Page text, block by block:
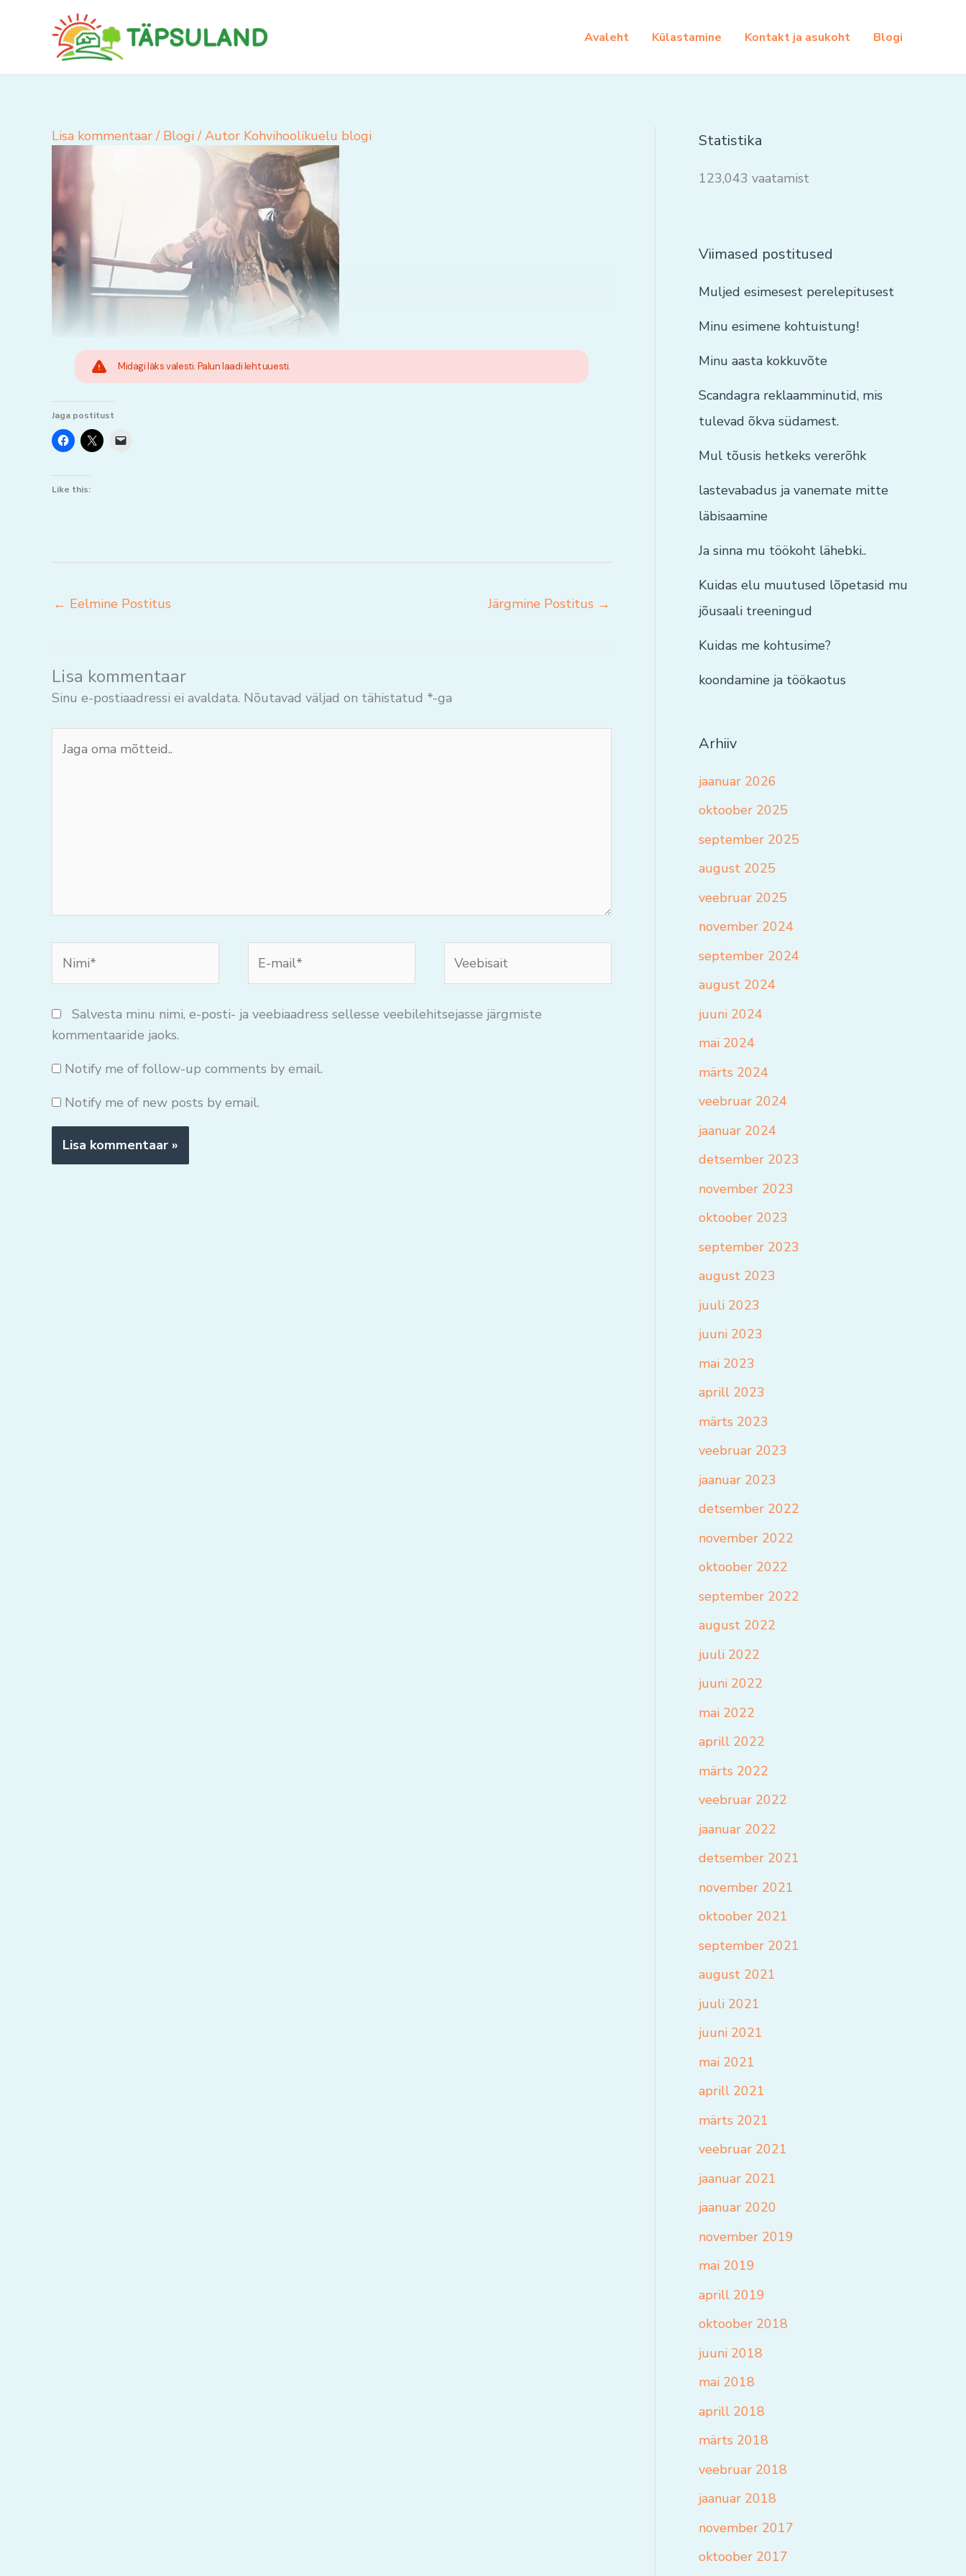
Avaleht Külastamine Kontakt ja asukoht Blogi
Lisa kommentaar / Blogi/ Autor Kohvihoolikuelu blogi
Midagi läks valesti. Palun laadi leht uuesti.
Jaga postitust
Like this:
← Eelmine Postitus Järgmine Postitus →
Lisa kommentaar
Sinu e-postiaadressi ei avaldata. Nõutavad väljad on tähistatud *-ga
oma
mail*
Salvesta minu nimi, e-posti- ja veebiaadress sellesse veebilehitsejasse järgmiste
kommentaaride jaoks.
Notify me of follow-up comments by email.
Notify me of new posts by email.
Statistika
123,043 vaatamist
Viimased postitused
Muljed esimesest perelepitusest
Minu esimene kohtuistung!
Minu aasta kokkuvõte
Scandagra reklaamminutid, mis
tulevad õkva südamest.
Mul tõusis hetkeks vererõhk
lastevabadus ja vanemate mitte
läbisaamine
Ja sinna mu töökoht lähebki..
Kuidas elu muutused lõpetasid mu
jõusaali treeningud
Kuidas me kohtusime?
koondamine ja töökaotus
Arhiiv
jaanuar 2026
oktoober 2025
september 2025
august 2025
veebruar 2025
november 2024
september 2024
august 2024
juuni 2024
mai 2024
märts 2024
veebruar 2024
jaanuar 2024
detsember 2023
november 2023
oktoober 2023
september 2023
august 2023
juuli 2023
juuni 2023
mai 2023
aprill 2023
märts 2023
veebruar 2023
jaanuar 2023
detsember 2022
november 2022
oktoober 2022
september 2022
august 2022
juuli 2022
juuni 2022
mai 2022
aprill 2022
märts 2022
veebruar 2022
jaanuar 2022
detsember 2021
november 2021
oktoober 2021
september 2021
august 2021
juuli 2021
juuni 2021
mai 2021
aprill 2021
märts 2021
veebruar 2021
jaanuar 2021
jaanuar 2020
november 2019
mai 2019
aprill 2019
oktoober 2018
juuni 2018
mai 2018
aprill 2018
märts 2018
veebruar 2018
jaanuar 2018
november 2017
oktoober 2017